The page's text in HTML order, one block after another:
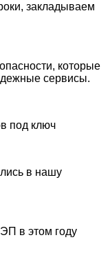
закладываем
которые
сервисы.
под ключ
в нашу
в этом году